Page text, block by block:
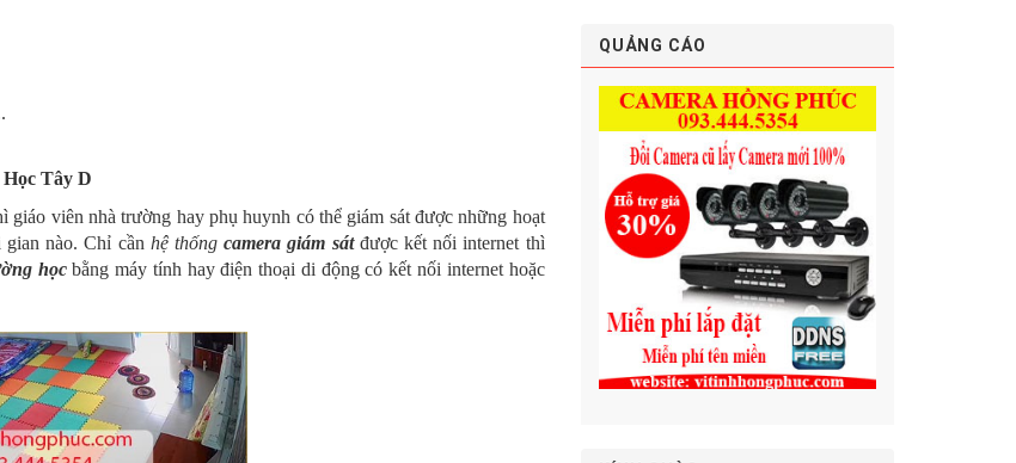
Tây D
giáo viên nhà trường hay phụ huynh có thể giám sát được những hoạt
nào. Chỉ cần hệ thốngcamera giám sátđược kết nối internet thì
họcbằng máy tính hay điện thoại di động có kết nối internet hoặc
QUẢNG CÁO